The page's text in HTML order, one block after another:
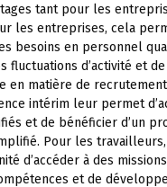
tant pour les
les entreprises, cela
besoins en personnel
fluctuations d’activité et
en matière de
intérim leur permet
et de bénéficier d’un
Pour les travailleurs,
d’accéder à des
et de